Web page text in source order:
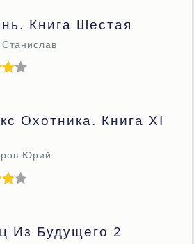
Книга Шестая
Охотника. Книга XI
Юрий
Из Будущего 2